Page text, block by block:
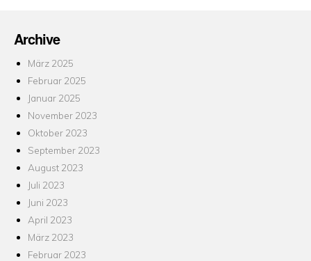
Archive
März 2025
Februar 2025
Januar 2025
November 2023
Oktober 2023
September 2023
August 2023
Juli 2023
Juni 2023
April 2023
März 2023
Februar 2023